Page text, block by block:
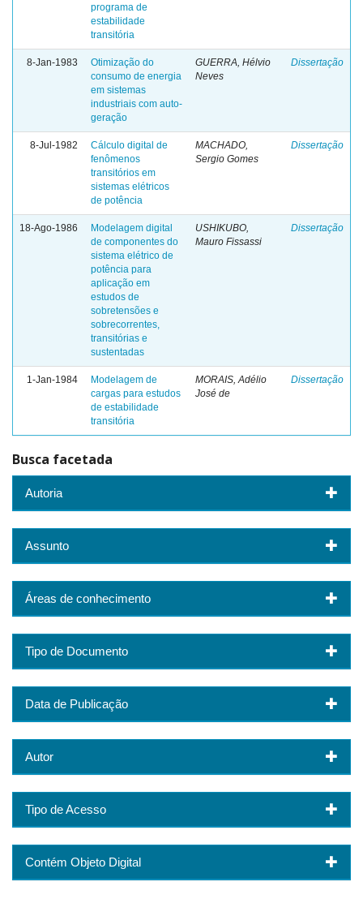
programa de
estabilidade
transitória
8-Jan-1983
Otimização do
consumo de energia
em sistemas
industriais com auto-
geração
GUERRA, Hélvio
Neves
Dissertação
8-Jul-1982
Cálculo digital de
fenômenos
transitórios em
sistemas elétricos
de potência
MACHADO,
Sergio Gomes
Dissertação
18-Ago-1986
Modelagem digital
de componentes do
sistema elétrico de
potência para
aplicação em
estudos de
sobretensões e
sobrecorrentes,
transitórias e
sustentadas
USHIKUBO,
Mauro Fissassi
Dissertação
1-Jan-1984
Modelagem de
cargas para estudos
de estabilidade
transitória
MORAIS, Adélio
José de
Dissertação
Busca facetada
Autoria
Assunto
Áreas de conhecimento
Tipo de Documento
Data de Publicação
Autor
Tipo de Acesso
Contém Objeto Digital